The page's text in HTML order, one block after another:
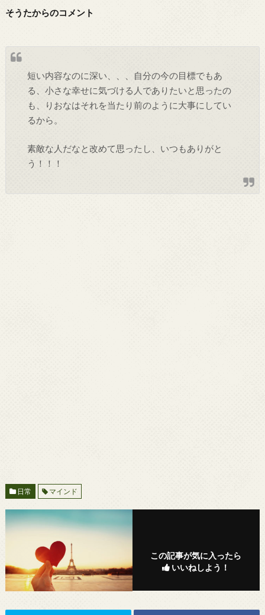
そうたからのコメント
短い内容なのに深い、、、自分の今の目標でもあ
る、小さな幸せに気づける人でありたいと思ったの
も、りおなはそれを当たり前のように大事にしてい
るから。
素敵な人だなと改めて思ったし、いつもありがと
う！！！
日常 マインド
この記事が気に入ったら
いいねしよう！